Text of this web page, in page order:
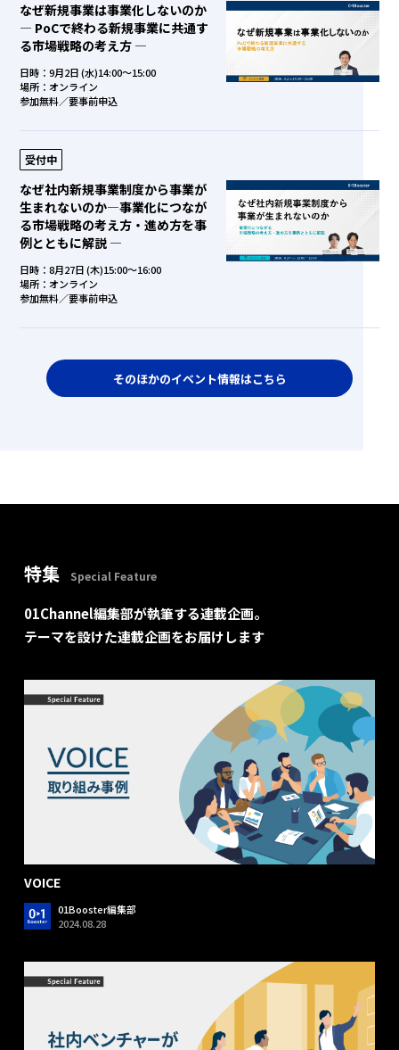
なぜ新規事業は事業化しないのか
― PoCで終わる新規事業に共通す
る市場戦略の考え方 ―
日時：9月2日 (水)14:00～15:00
場所：オンライン
参加無料／要事前申込
受付中
なぜ社内新規事業制度から事業が
生まれないのか―事業化につなが
る市場戦略の考え方・進め方を事
例とともに解説 ―
日時：8月27日 (木)15:00～16:00
場所：オンライン
参加無料／要事前申込
そのほかのイベント情報はこちら
特集 Special Feature
01Channel編集部が執筆する連載企画。
テーマを設けた連載企画をお届けします
VOICE
01Booster編集部
2024.08.28